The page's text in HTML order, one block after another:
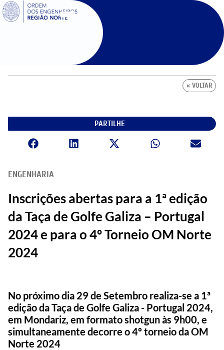
SIGOE
« VOLTAR
PARTILHE
ENGENHARIA
Inscrições abertas para a 1ª edição
da Taça de Golfe Galiza – Portugal
2024 e para o 4º Torneio OM Norte
2024
No próximo dia 29 de Setembro realiza-se a 1ª
edição da Taça de Golfe Galiza - Portugal 2024,
em Mondariz, em formato shotgun às 9h00, e
simultaneamente decorre o 4º torneio da OM
Norte 2024